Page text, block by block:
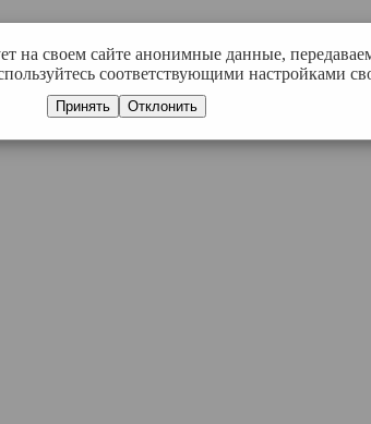
на своем сайте анонимные данные,
соответствующими настройками
Принять Отклонить